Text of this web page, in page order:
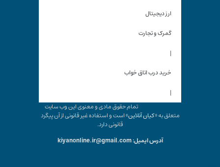
ارز دیجیتال
گمرک و تجارت
|
خرید درب اتاق خواب
|
تمام حقوق مادی و معنوی این وب سایت
متعلق به «کیان آنلاین» است و استفاده غیر قانونی از آن پیگرد
قانونی دارد.
آدرس ایمیل: kiyanonline.ir@gmail.com